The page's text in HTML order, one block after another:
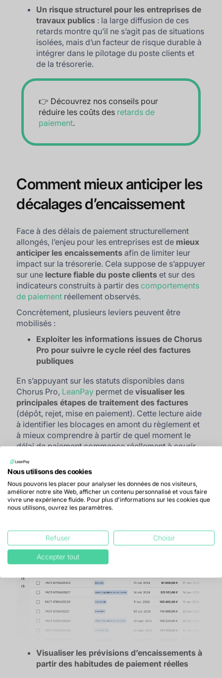
Un risque structurel pour les entreprises de
travaux publics : la large diffusion de ces
retards montre qu’il ne s’agit pas de situations
isolées, mais d’un facteur de risque durable à
intégrer dans le pilotage du poste clients et
de la trésorerie.
👉 Découvrez nos conseils pour
réduire les coûts des retards de
paiement.
Comment mieux anticiper les
décalages d’encaissement
Face à des délais de paiement structurellement
allongés, l’enjeu pour les entreprises est de mieux
anticiper les encaissements afin de limiter leur
impact sur la trésorerie. Cela suppose de s’appuyer
sur une lecture fiable du poste clients et sur des
indicateurs construits à partir descomportements
de paiement réellement observés.
Concrètement, plusieurs leviers peuvent être
mobilisés :
Exploiter les informations issues de Chorus
Pro pour suivre le cycle réel des factures
publiques
En s’appuyant sur les statuts disponibles dans
Chorus Pro, LeanPay permet devisualiser les
principales étapes de traitement des factures
(dépôt, rejet, mise en paiement). Cette lecture aide
à identifier les blocages en amont du règlement et
à mieux comprendre à partir de quel moment le
délai de paiement commence réellement à courir.
👉 Découvrez comment notre
intégration avec Chorus Provous aide
à accélérer votre recouvrement.
Visualiser les prévisions d’encaissements à
partir des habitudes de paiement réelles
Nous utilisons des cookies
Nous pouvons les placer pour analyser les données de nos visiteurs,
améliorer notre site Web, afficher un contenu personnalisé et vous faire
vivre une expérience fluide. Pour plus d'informations sur les cookies que
nous utilisons, ouvrez les paramètres.
Refuser Choisir
Accepter tout